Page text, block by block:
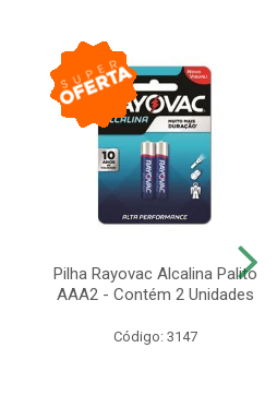
Pilha Rayovac Alcalina Palito
AAA2 - Contém 2 Unidades
Código: 3147